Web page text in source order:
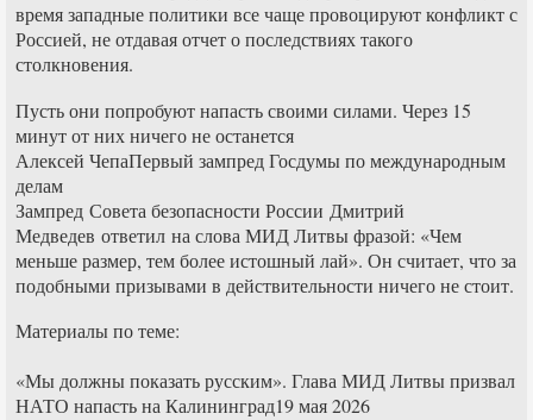
время западные политики все чаще провоцируют конфликт с
Россией, не отдавая отчет о последствиях такого
столкновения.
Пусть они попробуют напасть своими силами. Через 15
минут от них ничего не останется
Алексей ЧепаПервый зампред Госдумы по международным
делам
Зампред Совета безопасности России Дмитрий
Медведев ответил на слова МИД Литвы фразой: «Чем
меньше размер, тем более истошный лай». Он считает, что за
подобными призывами в действительности ничего не стоит.
Материалы по теме:
«Мы должны показать русским». Глава МИД Литвы призвал
НАТО напасть на Калининград19 мая 2026